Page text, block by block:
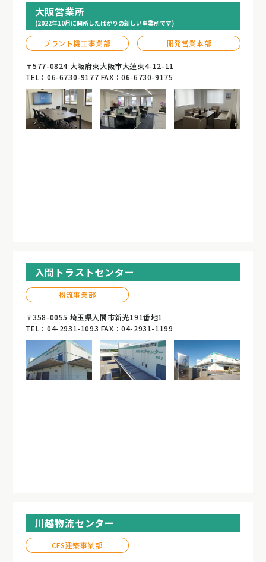
大阪営業所
(2022年10月に開所したばかりの新しい事業所です)
プラント機工事業部 開発営業本部
〒577-0824 大阪府東大阪市大蓮東4-12-11
TEL：06-6730-9177 FAX：06-6730-9175
入間トラストセンター
物流事業部
〒358-0055 埼玉県入間市新光191番地1
TEL：04-2931-1093 FAX：04-2931-1199
川越物流センター
CFS建築事業部